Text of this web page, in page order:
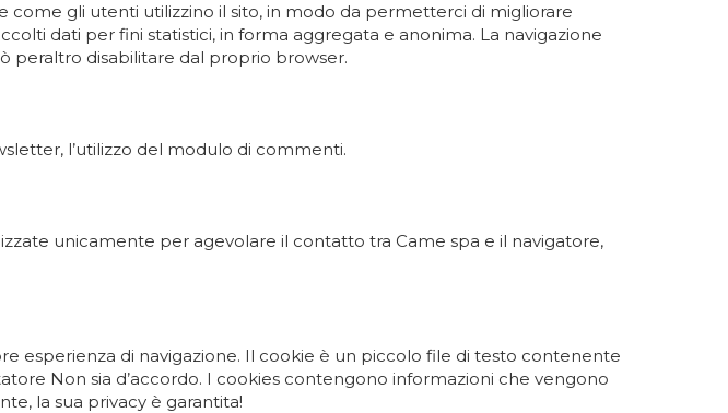
come gli utenti utilizzino il sito, in modo da permetterci di migliorare
dati per fini statistici, in forma aggregata e anonima. La navigazione
peraltro disabilitare dal proprio browser.
l’utilizzo del modulo di commenti.
unicamente per agevolare il contatto tra Came spa e il navigatore,
esperienza di navigazione. Il cookie è un piccolo file di testo contenente
Non sia d’accordo. I cookies contengono informazioni che vengono
la sua privacy è garantita!